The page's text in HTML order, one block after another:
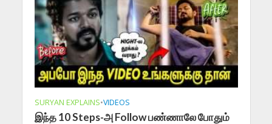
SURYAN EXPLAINS•VIDEOS
இந்த 10 Steps-அ Follow பண்ணாலே போதும்